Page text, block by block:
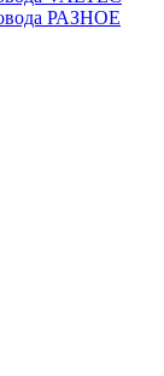
РАЗНОЕ